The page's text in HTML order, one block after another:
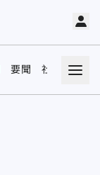
要聞 社會 娛樂